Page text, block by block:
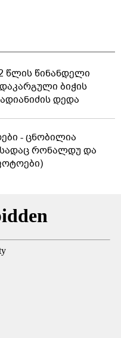
წლის წინანდელი
ბიჭის
დედა
- ცნობილია
რონალდუ და